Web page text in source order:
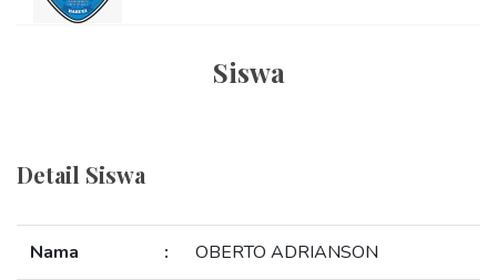
Siswa
Detail Siswa
Nama : OBERTO ADRIANSON